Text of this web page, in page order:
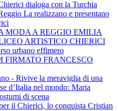
dialoga con la Turchia
La realizzano e presentano
MODA A REGGIO EMILIA
ARTISTICO CHIERICI
urbano effimero
FRANCESCO
- Rivive la meraviglia di una
d’Italia nel mondo: Maria
di scena
il Chierici, lo conquista Cristian